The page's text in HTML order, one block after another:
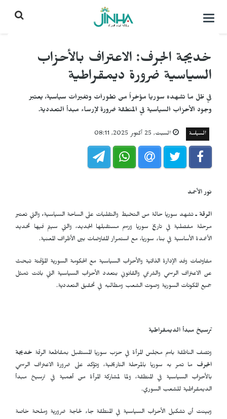
التحكم
خديجة الجرف: الاعتراف بالأحزاب
السياسية ضرورة ديمقراطية
في ظل ما تشهده سوريا مؤخراً من تطورات وتغيرات سياسية، يعتبر
وجود الأحزاب السياسية في المنطقة ضرورة لإرساء مبدأ التعددية.
السياسة السبت, 25 أكتوبر 2025, 08:11
نور الأحمد
الرقة ـتشهد سوريا حالة من التخبط والتقلبات على الساحة السياسية، والتي تعتبر
مرحلة مفصلية في تاريخ سوريا ورسم مستقبلها الجديد، والتي سيتم فيها تحديد
الأعمدة الأساسية في بناء سوريا، مع استمرار المفاوضات بين الأطراف المعنية.
مفاوضات وفد الإدارة الذاتية والأحزاب السياسية مع الحكومة السورية المؤقتة تبحث
عن الاعتراف الرسمي والشرعي والقانوني بتعدد الأحزاب السياسية التي باتت تمثل
جميع المكونات السورية وصوت الشعب ومطالبه في تحقيق التعددية.
ترسيخ مبدأ الديمقراطية
وتصف الناطقة باسم مجلس المرأة في حزب سوريا المستقبل بمقاطعة الرقة خديجة
الجرف ما تمر به سوريا بالمرحلة التاريخية، وتؤكد على ضرورة الاعتراف الرسمي
بالأحزاب السياسية في المنطقة، ولما لمشاركة المرأة من أهمية في ترسيخ مبدأ
الديمقراطية للشعب السوري.
وبينت أن تشكيل الأحزاب السياسية في المنطقة جاء لحاجة ضرورية وملحة خاصة